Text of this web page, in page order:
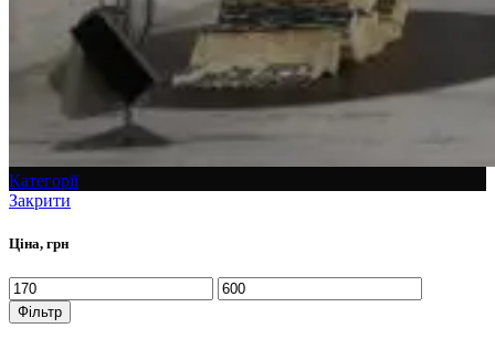
Категорії
Закрити
Ціна, грн
Фільтр